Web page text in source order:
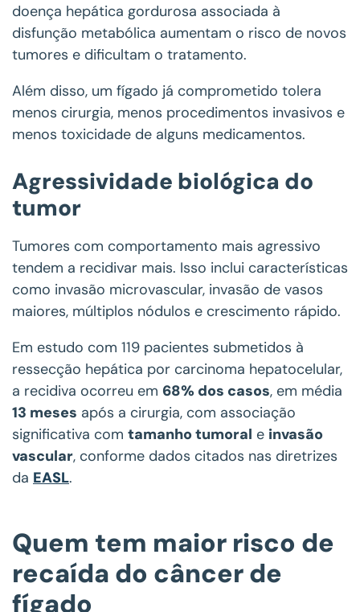
doença hepática gordurosa associada à
disfunção metabólica aumentam o risco de novos
tumores e dificultam o tratamento.
Além disso, um fígado já comprometido tolera
menos cirurgia, menos procedimentos invasivos e
menos toxicidade de alguns medicamentos.
Agressividade biológica do
tumor
Tumores com comportamento mais agressivo
tendem a recidivar mais. Isso inclui características
como invasão microvascular, invasão de vasos
maiores, múltiplos nódulos e crescimento rápido.
Em estudo com 119 pacientes submetidos à
ressecção hepática por carcinoma hepatocelular,
a recidiva ocorreu em 68% dos casos, em média
13 meses após a cirurgia, com associação
significativa com tamanho tumoral e invasão
vascular, conforme dados citados nas diretrizes
da EASL.
Quem tem maior risco de
recaída do câncer de
fígado